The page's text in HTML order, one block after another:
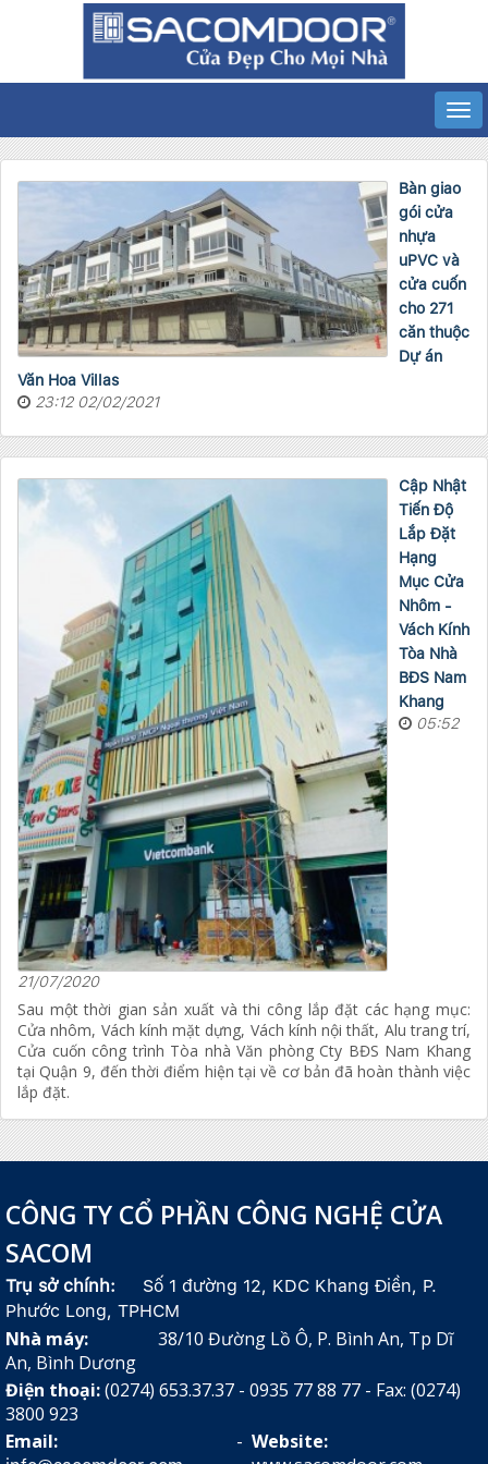
Bàn giao
gói cửa
nhựa
uPVC và
cửa cuốn
cho 271
căn thuộc
Dự án
Văn Hoa Villas
23:12 02/02/2021
Cập Nhật
Tiến Độ
Lắp Đặt
Hạng
Mục Cửa
Nhôm -
Vách Kính
Tòa Nhà
BĐS Nam
Khang
05:52
21/07/2020
Sau một thời gian sản xuất và thi công lắp đặt các hạng mục:
Cửa nhôm, Vách kính mặt dựng, Vách kính nội thất, Alu trang trí,
Cửa cuốn công trình Tòa nhà Văn phòng Cty BĐS Nam Khang
tại Quận 9, đến thời điểm hiện tại về cơ bản đã hoàn thành việc
lắp đặt.
CÔNG TY CỔ PHẦN CÔNG NGHỆ CỬA
SACOM
Trụ sở chính:
Số 1 đường 12, KDC Khang Điền, P.
Phước Long, TPHCM
Nhà máy: 38/10 Đường Lồ Ô, P. Bình An, Tp Dĩ
An, Bình Dương
Điện thoại:(0274) 653.37.37 - 0935 77 88 77 - Fax: (0274)
3800 923
Email:
- Website: